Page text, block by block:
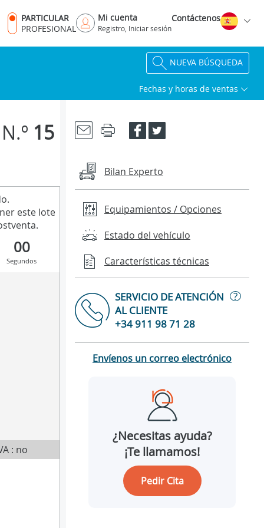
PARTICULAR
PROFESIONAL
Mi cuenta
Registro, Iniciar sesión
Contáctenos
NUEVA BÚSQUEDA
Fechas y horas de ventas
N.º 15
este lote
00
Segundos
: no
Bilan Experto
Equipamientos / Opciones
Estado del vehículo
Características técnicas
SERVICIO DE ATENCIÓN
AL CLIENTE
?
+34 911 98 71 28
Envíenos un correo electrónico
¿Necesitas ayuda?
¡Te llamamos!
Pedir Cita